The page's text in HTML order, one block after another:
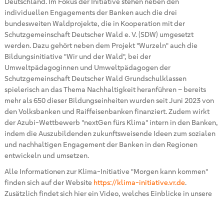
individuellen Engagements der Banken auch die drei
bundesweiten Waldprojekte, die in Kooperation mit der
Schutzgemeinschaft Deutscher Wald e. V. (SDW) umgesetzt
werden. Dazu gehört neben dem Projekt "Wurzeln" auch die
Bildungsinitiative "Wir und der Wald", bei der
Umweltpädagoginnen und Umweltpädagogen der
Schutzgemeinschaft Deutscher Wald Grundschulklassen
spielerisch an das Thema Nachhaltigkeit heranführen – bereits
mehr als 650 dieser Bildungseinheiten wurden seit Juni 2023 von
den Volksbanken und Raiffeisenbanken finanziert. Zudem wirkt
der Azubi-Wettbewerb "nextGen fürs Klima" intern in den Banken,
indem die Auszubildenden zukunftsweisende Ideen zum sozialen
und nachhaltigen Engagement der Banken in den Regionen
entwickeln und umsetzen.
Alle Informationen zur Klima-Initiative "Morgen kann kommen"
finden sich auf der Website https://klima-initiative.vr.de.
Zusätzlich findet sich hier ein Video, welches Einblicke in unsere